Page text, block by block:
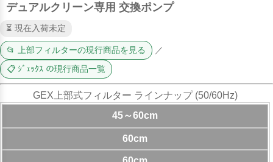
デュアルクリーン専用 交換ポンプ
⏳ 現在入荷未定
📂 上部フィルターの現行商品を見る ／
📋 ｼﾞｪｯｸｽ の現行商品一覧
GEX上部式フィルター ラインナップ (50/60Hz)
45～60cm
60cm